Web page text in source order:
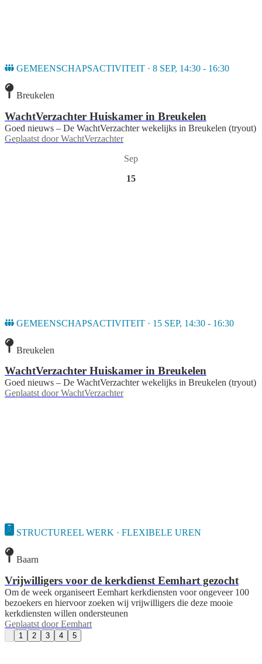
GEMEENSCHAPSACTIVITEIT · 8 SEP, 14:30 - 16:30
Breukelen
WachtVerzachter Huiskamer in Breukelen
Goed nieuws – De WachtVerzachter wekelijks in Breukelen (tryout)
Geplaatst door WachtVerzachter
Sep
15
GEMEENSCHAPSACTIVITEIT · 15 SEP, 14:30 - 16:30
Breukelen
WachtVerzachter Huiskamer in Breukelen
Goed nieuws – De WachtVerzachter wekelijks in Breukelen (tryout)
Geplaatst door WachtVerzachter
STRUCTUREEL WERK · FLEXIBELE UREN
Baarn
Vrijwilligers voor de kerkdienst Eemhart gezocht
Om de week organiseert Eemhart kerkdiensten voor ongeveer 100
bezoekers en hiervoor zoeken wij vrijwilligers die deze mooie
kerkdiensten willen ondersteunen
Geplaatst door Eemhart
1 2 3 4 5